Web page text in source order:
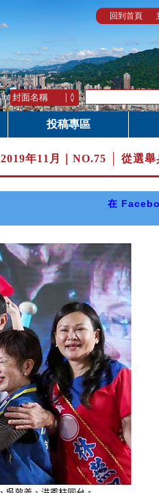
回到首頁
投稿專區
2019年11月｜ NO.75 │ 從選舉
在